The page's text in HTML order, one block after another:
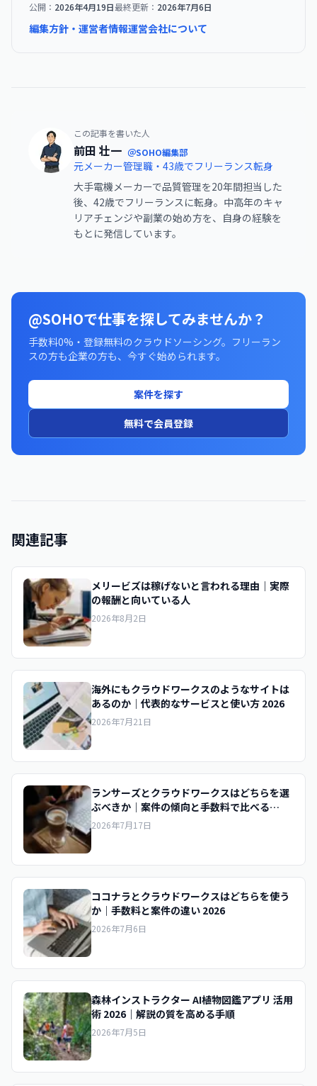
公開： 2026年4月19日最終更新： 2026年7月6日
編集方針・運営者情報運営会社について
この記事を書いた人
前田 壮一 ＠SOHO編集部
元メーカー管理職・43歳でフリーランス転身
大手電機メーカーで品質管理を20年間担当した
後、42歳でフリーランスに転身。中高年のキャ
リアチェンジや副業の始め方を、自身の経験を
もとに発信しています。
@SOHOで仕事を探してみませんか？
手数料0%・登録無料のクラウドソーシング。フリーラン
スの方も企業の方も、今すぐ始められます。
案件を探す
無料で会員登録
関連記事
メリービズは稼げないと言われる理由｜実際
の報酬と向いている人
2026年8月2日
海外にもクラウドワークスのようなサイトは
あるのか｜代表的なサービスと使い方 2026
2026年7月21日
ランサーズとクラウドワークスはどちらを選
ぶべきか｜案件の傾向と手数料で比べる
2026
2026年7月17日
ココナラとクラウドワークスはどちらを使う
か｜手数料と案件の違い 2026
2026年7月6日
森林インストラクター AI植物図鑑アプリ 活用
術 2026｜解説の質を高める手順
2026年7月5日